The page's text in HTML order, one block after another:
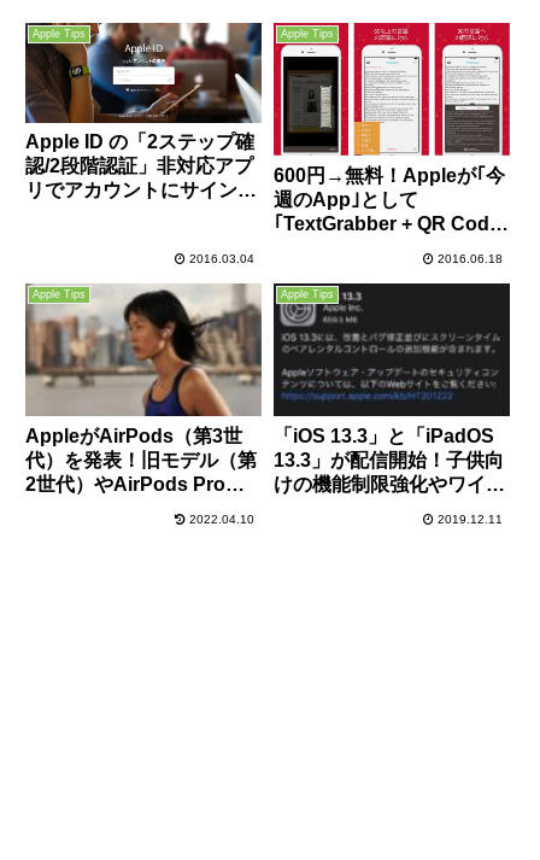
Apple Tips
Apple ID の「2ステップ確
認/2段階認証」非対応アプ
リでアカウントにサインイ
2016.03.04
Apple Tips
600円→無料！Appleが｢今
週のApp｣として
｢TextGrabber + QR Code
2016.06.18
Apple Tips
AppleがAirPods（第3世
代）を発表！旧モデル（第
2世代）やAirPods Proと
2022.04.10
Apple Tips
「iOS 13.3」と「iPadOS
13.3」が配信開始！子供向
けの機能制限強化やワイヤ
2019.12.11